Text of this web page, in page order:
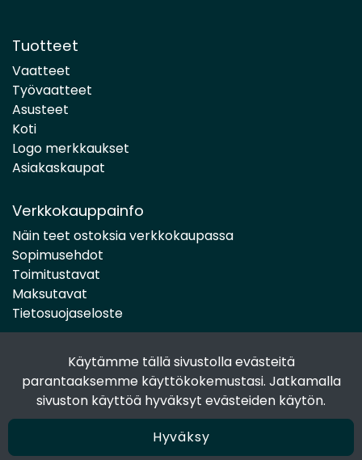
Käytämme tällä sivustolla evästeitä
parantaaksemme käyttökokemustasi. Jatkamalla
sivuston käyttöä hyväksyt evästeiden käytön.
Hyväksy
Tuotteet
Vaatteet
Työvaatteet
Asusteet
Koti
Logo merkkaukset
Asiakaskaupat
Verkkokauppainfo
Näin teet ostoksia verkkokaupassa
Sopimusehdot
Toimitustavat
Maksutavat
Tietosuojaseloste
Seuraa sosiaalisessa mediassa
Facebook